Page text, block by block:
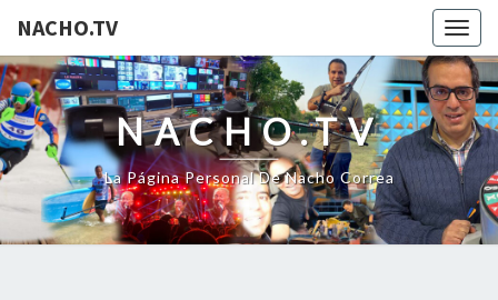
NACHO.TV
NACHO.TV
La Página Personal De Nacho Correa